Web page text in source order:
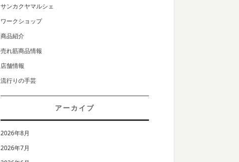
サンカクヤマルシェ
ワークショップ
商品紹介
売れ筋商品情報
店舗情報
流行りの手芸
アーカイブ
2026年8月
2026年7月